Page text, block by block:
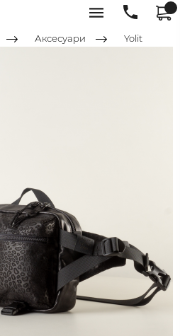
Аксесуари Yolit